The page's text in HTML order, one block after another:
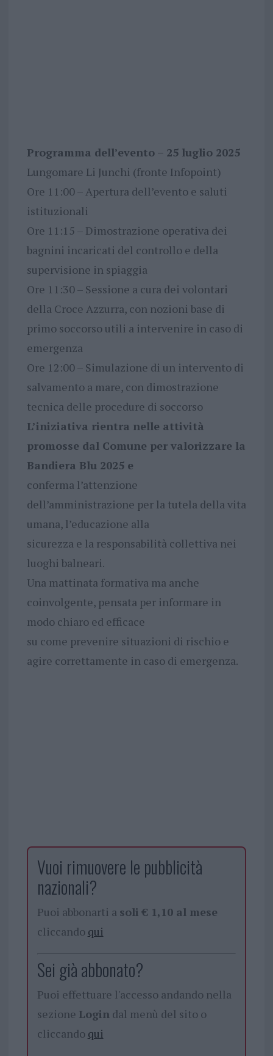
Programma dell’evento – 25 luglio 2025
Lungomare Li Junchi (fronte Infopoint)
Ore 11:00 – Apertura dell’evento e saluti
istituzionali
Ore 11:15 – Dimostrazione operativa dei
bagnini incaricati del controllo e della
supervisione in spiaggia
Ore 11:30 – Sessione a cura dei volontari
della Croce Azzurra, con nozioni base di
primo soccorso utili a intervenire in caso di
emergenza
Ore 12:00 – Simulazione di un intervento di
salvamento a mare, con dimostrazione
tecnica delle procedure di soccorso
L’iniziativa rientra nelle attività
promosse dal Comune per valorizzare la
Bandiera Blu 2025 e
conferma l’attenzione
dell’amministrazione per la tutela della vita
umana, l’educazione alla
sicurezza e la responsabilità collettiva nei
luoghi balneari.
Una mattinata formativa ma anche
coinvolgente, pensata per informare in
modo chiaro ed efficace
su come prevenire situazioni di rischio e
agire correttamente in caso di emergenza.
Vuoi rimuovere le pubblicità
nazionali?
Puoi abbonarti a soli € 1,10 al mese
cliccando qui
Sei già abbonato?
Puoi effettuare l'accesso andando nella
sezione Logindal menù del sito o
cliccando qui